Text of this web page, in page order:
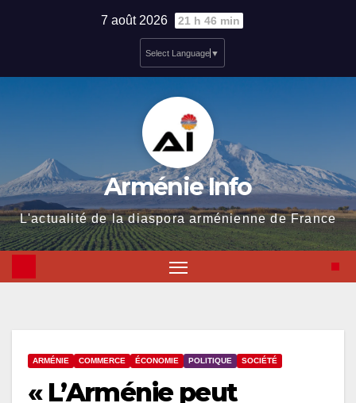
7 août 2026 21 h 46 min
Select Language ▼
Arménie Info
L'actualité de la diaspora arménienne de France
ARMÉNIE COMMERCE ÉCONOMIE POLITIQUE SOCIÉTÉ
« L’Arménie peut